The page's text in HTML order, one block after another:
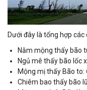
Dưới đây là tổng hợp
Nằm mộng thấy bão
Ngủ mê thấy bão lốc
Mộng mị thấy Bão to:
Chiêm bao thấy bão